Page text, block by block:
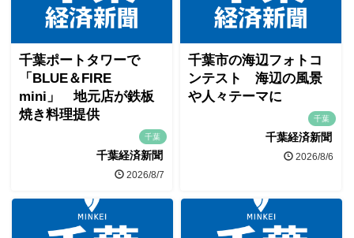
千葉ポートタワーで
「BLUE＆FIRE
mini」 地元店が鉄板
焼き料理提供
千葉
千葉経済新聞
2026/8/7
千葉市の海辺フォトコ
ンテスト 海辺の風景
や人々テーマに
千葉
千葉経済新聞
2026/8/6